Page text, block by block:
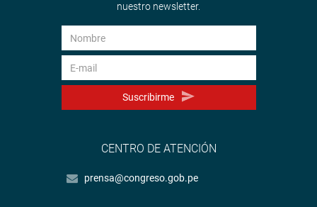
nuestro newsletter.
Suscribirme
CENTRO DE ATENCIÓN
prensa@congreso.gob.pe